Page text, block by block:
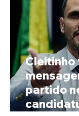
Cleitinho
partido